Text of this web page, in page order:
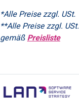
*Alle Preise zzgl. USt.
**Alle Preise zzgl.
gemäß Preisliste